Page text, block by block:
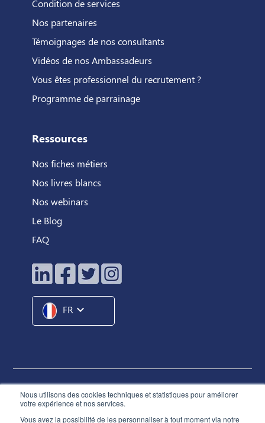
Nous utilisons des cookies techniques et statistiques pour améliorer
votre expérience et nos services.
Vous avez la possibilité de les personnaliser à tout moment via notre
Condition de services
Nos partenaires
Témoignages de nos consultants
Vidéos de nos Ambassadeurs
Vous êtes professionnel du recrutement ?
Programme de parrainage
Ressources
Nos fiches métiers
Nos livres blancs
Nos webinars
Le Blog
FAQ
FR expand_more
Hunteed SAS ©2026® Tous droits réservés
Conditions Générales d'Utilisation